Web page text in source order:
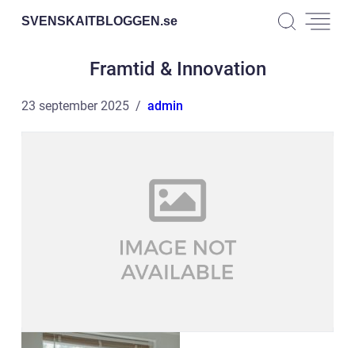
SVENSKAITBLOGGEN.se
Framtid & Innovation
23 september 2025 admin